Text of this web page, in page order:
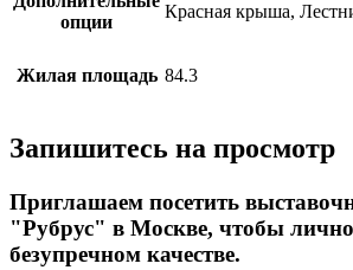
опции
Красная крыша,
Жилая площадь 84.3
Запишитесь на просмотр
Приглашаем посетить
"Рубрус" в Москве, чтобы лично
безупречном качестве.